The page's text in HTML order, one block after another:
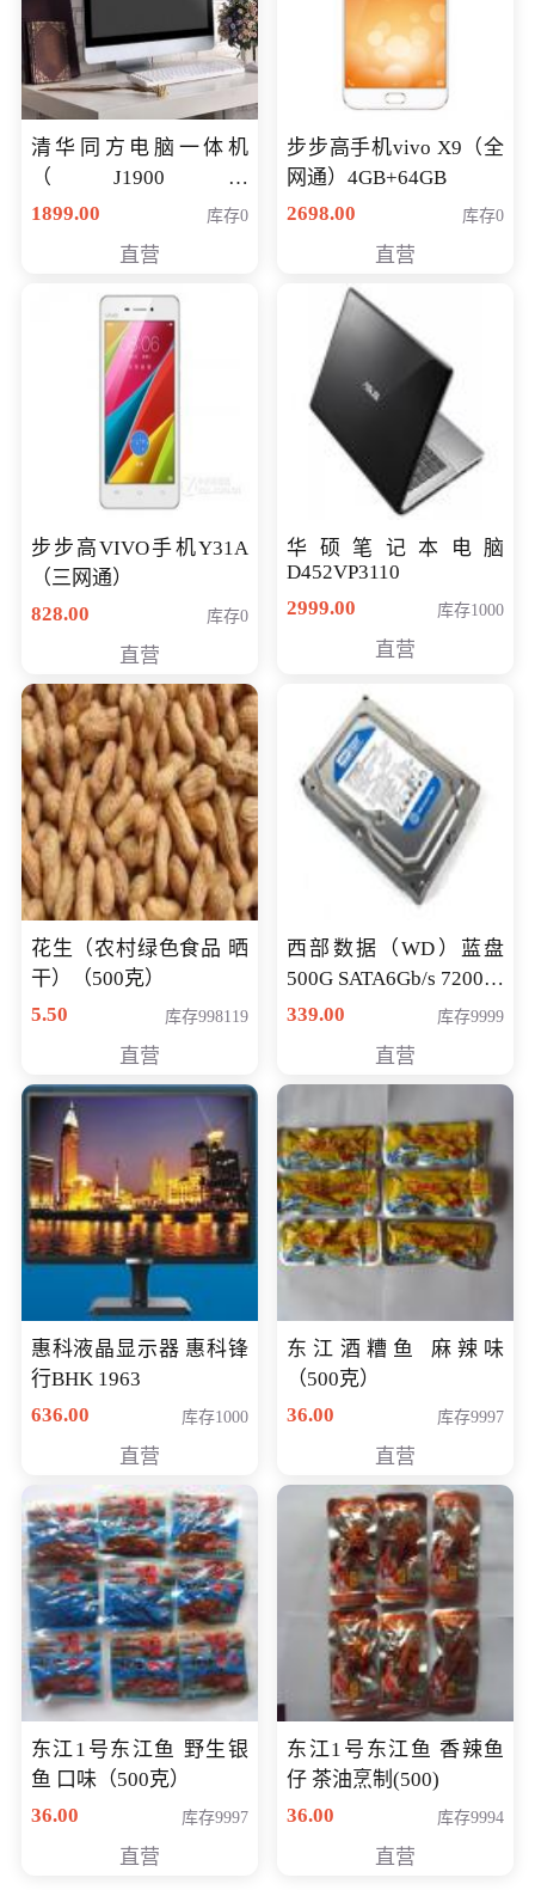
清华同方电脑一体机
（J1900四
核/4G/120G0.8CM厚度
1899.00 库存0
直营
步步高手机vivo X9（全
网通）4GB+64GB
2698.00
库存0
直营
步步高VIVO手机Y31A
（三网通）
828.00
库存0
直营
华硕笔记本电脑
D452VP3110
2999.00
库存1000
直营
花生（农村绿色食品 晒
干）（500克）
5.50
库存998119
直营
西部数据（WD）蓝盘
500G SATA6Gb/s 7200转
16M 台式机硬盘
339.00 库存9999
直营
惠科液晶显示器 惠科锋
行BHK 1963
636.00
库存1000
直营
东江酒糟鱼 麻辣味
（500克）
36.00
库存9997
直营
东江1号东江鱼 野生银
鱼 口味（500克）
36.00
库存9997
直营
东江1号东江鱼 香辣鱼
仔 茶油烹制(500)
36.00
库存9994
直营